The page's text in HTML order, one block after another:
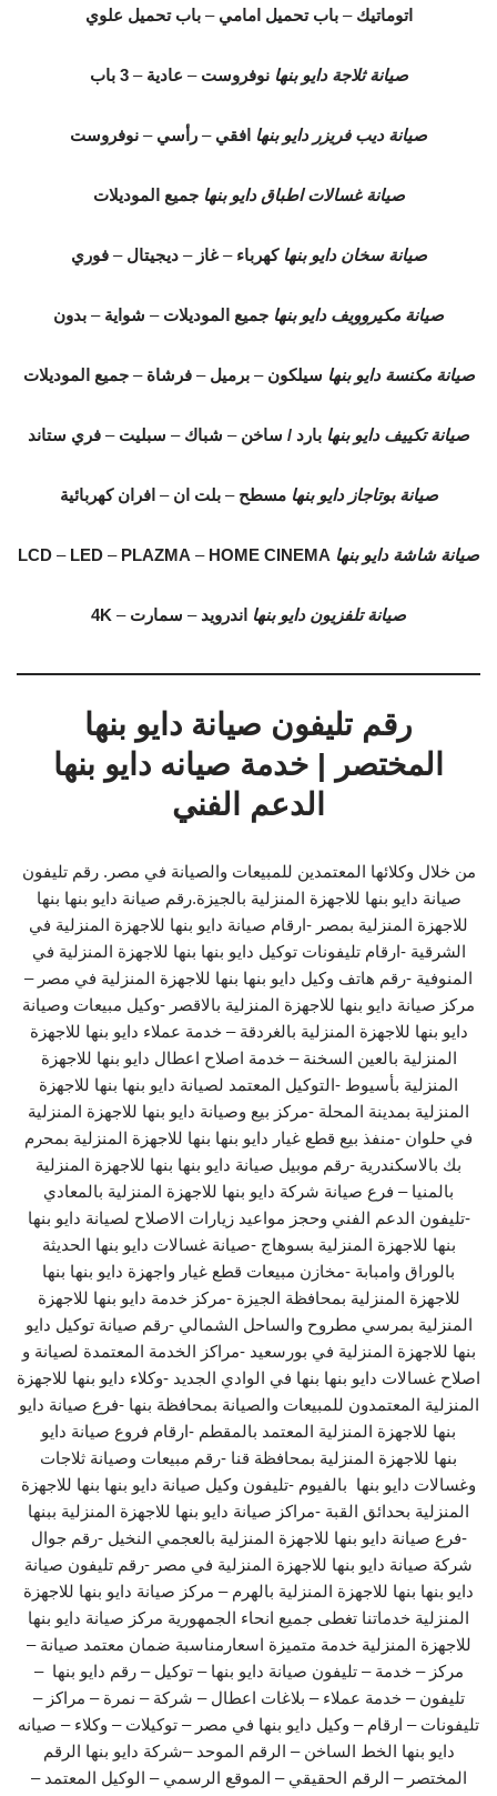
اتوماتيك –باب تحميل امامي –باب تحميل علوي
صيانة ثلاجة دايو بنها نوفروست – عادية –3 باب
صيانة ديب فريزر دايو بنها افقي – رأسي – نوفروست
صيانة غسالات اطباق دايو بنها جميع الموديلات
صيانة سخان دايو بنها كهرباء –غاز –ديجيتال –فوري
صيانة مكيروويف دايو بنها جميع الموديلات – شواية – بدون
صيانة مكنسة دايو بنها سيلكون –برميل –فرشاة –جميع الموديلات
صيانة تكييف دايو بنها بارد / ساخن – شباك – سبليت – فري ستاند
صيانة بوتاجاز دايو بنها مسطح –بلت ان – افران كهربائية
صيانة شاشة دايو بنها LCD – LED – PLAZMA – HOME CINEMA
صيانة تلفزيون دايو بنها اندرويد – سمارت –
4K
رقم تليفون صيانة دايو بنها
المختصر | خدمة صيانه دايو بنها
الدعم الفني
من خلال وكلائها المعتمدين للمبيعات والصيانة في مصر. رقم تليفون
صيانة دايو بنها للاجهزة المنزلية بالجيزة.رقم صيانة دايو بنها بنها
للاجهزة المنزلية بمصر -ارقام صيانة دايو بنها للاجهزة المنزلية في
الشرقية -ارقام تليفونات توكيل دايو بنها بنها للاجهزة المنزلية في
المنوفية -رقم هاتف وكيل دايو بنها بنها للاجهزة المنزلية في مصر –
مركز صيانة دايو بنها للاجهزة المنزلية بالاقصر -وكيل مبيعات وصيانة
دايو بنها للاجهزة المنزلية بالغردقة – خدمة عملاء دايو بنها للاجهزة
المنزلية بالعين السخنة – خدمة اصلاح اعطال دايو بنها للاجهزة
المنزلية بأسيوط -التوكيل المعتمد لصيانة دايو بنها بنها للاجهزة
المنزلية بمدينة المحلة -مركز بيع وصيانة دايو بنها للاجهزة المنزلية
في حلوان -منفذ بيع قطع غيار دايو بنها بنها للاجهزة المنزلية بمحرم
بك بالاسكندرية -رقم موبيل صيانة دايو بنها بنها للاجهزة المنزلية
بالمنيا – فرع صيانة شركة دايو بنها للاجهزة المنزلية بالمعادي
-تليفون الدعم الفني وحجز مواعيد زيارات الاصلاح لصيانة دايو بنها
بنها للاجهزة المنزلية بسوهاج -صيانة غسالات دايو بنها الحديثة
بالوراق وامبابة -مخازن مبيعات قطع غيار واجهزة دايو بنها بنها
للاجهزة المنزلية بمحافظة الجيزة -مركز خدمة دايو بنها للاجهزة
المنزلية بمرسي مطروح والساحل الشمالي -رقم صيانة توكيل دايو
بنها للاجهزة المنزلية في بورسعيد -مراكز الخدمة المعتمدة لصيانة و
اصلاح غسالات دايو بنها بنها في الوادي الجديد -وكلاء دايو بنها للاجهزة
المنزلية المعتمدون للمبيعات والصيانة بمحافظة بنها -فرع صيانة دايو
بنها للاجهزة المنزلية المعتمد بالمقطم -ارقام فروع صيانة دايو
بنها للاجهزة المنزلية بمحافظة قنا -رقم مبيعات وصيانة ثلاجات
وغسالات دايو بنها بالفيوم -تليفون وكيل صيانة دايو بنها بنها للاجهزة
المنزلية بحدائق القبة -مراكز صيانة دايو بنها للاجهزة المنزلية ببنها
-فرع صيانة دايو بنها للاجهزة المنزلية بالعجمي النخيل -رقم جوال
شركة صيانة دايو بنها للاجهزة المنزلية في مصر -رقم تليفون صيانة
دايو بنها بنها للاجهزة المنزلية بالهرم – مركز صيانة دايو بنها للاجهزة
المنزلية خدماتنا تغطى جميع انحاء الجمهورية مركز صيانة دايو بنها
للاجهزة المنزلية خدمة متميزة اسعارمناسبة ضمان معتمد صيانة –
مركز – خدمة – تليفون صيانة دايو بنها – توكيل – رقم دايو بنها –
تليفون – خدمة عملاء – بلاغات اعطال – شركة – نمرة – مراكز –
تليفونات – ارقام – وكيل دايو بنها في مصر – توكيلات – وكلاء – صيانه
دايو بنها الخط الساخن – الرقم الموحد –شركة دايو بنها الرقم
المختصر – الرقم الحقيقي – الموقع الرسمي – الوكيل المعتمد –